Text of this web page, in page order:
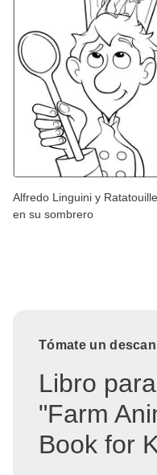
Alfredo Linguini y Ratatouille
en su sombrero
Tómate un
Libro
"Farm
Book for